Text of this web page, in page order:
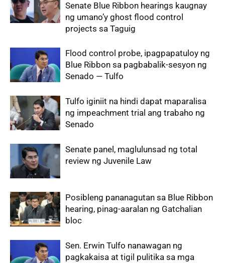
Senate Blue Ribbon hearings kaugnay
ng umano’y ghost flood control
projects sa Taguig
Flood control probe, ipagpapatuloy ng
Blue Ribbon sa pagbabalik-sesyon ng
Senado — Tulfo
Tulfo iginiit na hindi dapat maparalisa
ng impeachment trial ang trabaho ng
Senado
Senate panel, maglulunsad ng total
review ng Juvenile Law
Posibleng pananagutan sa Blue Ribbon
hearing, pinag-aaralan ng Gatchalian
bloc
Sen. Erwin Tulfo nanawagan ng
pagkakaisa at tigil pulitika sa mga